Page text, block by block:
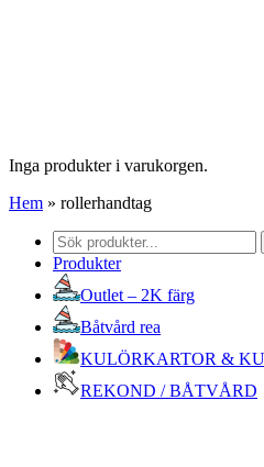
Inga produkter i varukorgen.
Hem » rollerhandtag
Sök
efter:
Produkter
Outlet – 2K färg
Båtvård rea
KULÖRKARTOR &
REKOND / BÅTVÅRD